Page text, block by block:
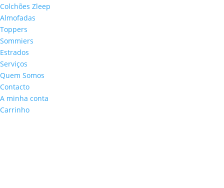
Colchões Zleep
Almofadas
Toppers
Sommiers
Estrados
Serviços
Quem Somos
Contacto
A minha conta
Carrinho